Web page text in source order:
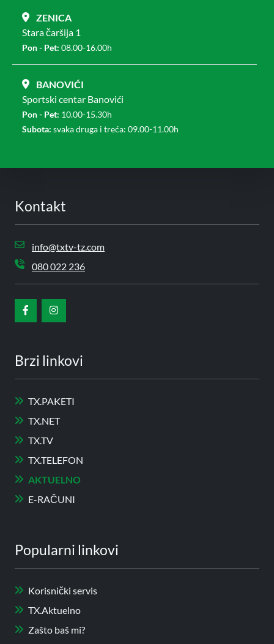
ZENICA
Stara čaršija 1
Pon - Pet: 08.00-16.00h
BANOVIĆI
Sportski centar Banovići
Pon - Pet: 10.00-15.30h
Subota: svaka druga i treća: 09.00-11.00h
Kontakt
info@txtv-tz.com
080 022 236
Brzi linkovi
TX.PAKETI
TX.NET
TX.TV
TX.TELEFON
AKTUELNO
E-RAČUNI
Popularni linkovi
Korisnički servis
TX.Aktuelno
Zašto baš mi?